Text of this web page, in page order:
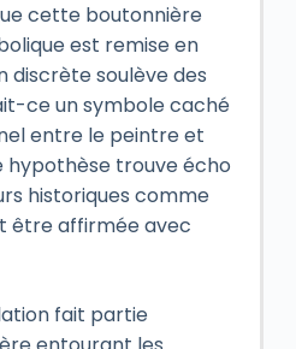
cette boutonnière
est remise en
discrète soulève des
ce un symbole caché
entre le peintre et
hypothèse trouve écho
historiques comme
être affirmée avec
fait partie